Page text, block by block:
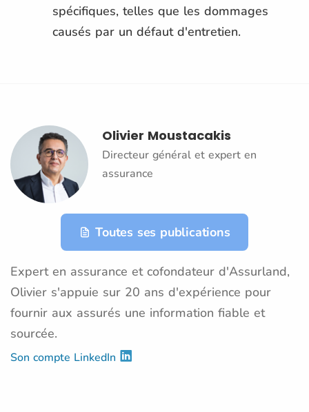
spécifiques, telles que les dommages
causés par un défaut d'entretien.
Olivier Moustacakis
Directeur général et expert en
assurance
Toutes ses publications
Expert en assurance et cofondateur d'Assurland,
Olivier s'appuie sur 20 ans d'expérience pour
fournir aux assurés une information fiable et
sourcée.
Son compte LinkedIn